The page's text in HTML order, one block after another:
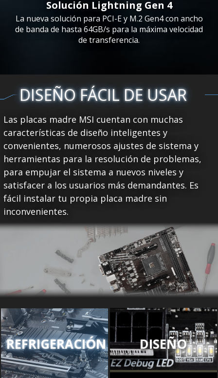
Solución Lightning Gen 4
La nueva solución para PCI-E y M.2 Gen4 con ancho
de banda de hasta 64GB/s para la máxima velocidad
de transferencia.
DISEÑO FÁCIL DE USAR
Las placas madre MSI cuentan con muchas
características de diseño inteligentes y
convenientes, numerosos ajustes de sistema y
herramientas para la resolución de problemas,
para empujar el sistema a nuevos niveles y
satisfacer a los usuarios más demandantes. Es
fácil instalar tu propia placa madre sin
inconvenientes.
REFRIGERACIÓN DISEÑO